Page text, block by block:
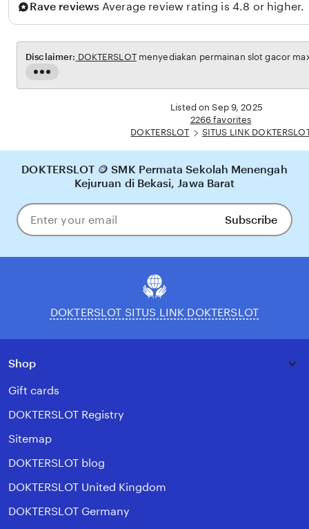
t Rave reviews Average review rating is 4.8 or higher.
Read
the
Disclaimer: DOKTERSLOTmenyediakan permainan slot gacor
Listed on Sep 9, 2025
2266 favorites
DOKTERSLOT
SITUS LINK
DOKTERSLOT 🪙 SMK Permata Sekolah Menengah
Kejuruan di Bekasi, Jawa Barat
Enter
your
Subscribe
DOKTERSLOT SITUS LINK DOKTERSLOT
Shop
Gift cards
DOKTERSLOT Registry
Sitemap
DOKTERSLOT blog
DOKTERSLOT United Kingdom
DOKTERSLOT Germany